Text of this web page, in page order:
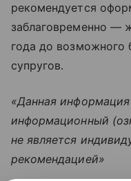
рекомендуется
заблаговременно —
года до возможного
супругов.
«Данная
информационный
не является
рекомендацией»